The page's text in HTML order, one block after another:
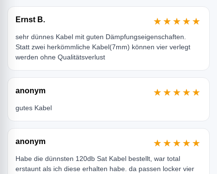
Ernst B. ★★★★★
sehr dünnes Kabel mit guten Dämpfungseigenschaften.
Statt zwei herkömmliche Kabel(7mm) können vier verlegt
werden ohne Qualitätsverlust
anonym ★★★★★
gutes Kabel
anonym ★★★★★
Habe die dünnsten 120db Sat Kabel bestellt, war total
erstaunt als ich diese erhalten habe. da passen locker vier